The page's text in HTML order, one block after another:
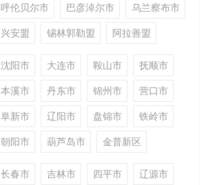
呼伦贝尔市
巴彦淖尔市
乌兰察布市
兴安盟
锡林郭勒盟 阿拉善盟
沈阳市 大连市 鞍山市
抚顺市
本溪市
丹东市 锦州市
营口市
阜新市
辽阳市 盘锦市
铁岭市
朝阳市
葫芦岛市 金普新区
长春市 吉林市 四平市
辽源市